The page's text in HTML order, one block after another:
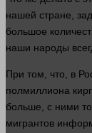
нашей стране,
большое
наши народы
При том, что, в
полмиллиона
больше , с ними
мигрантов